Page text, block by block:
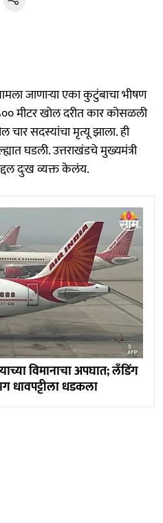
जाणाऱ्या एका कुटुंबाचा भीषण
मीटर खोल दरीत कार कोसळली
सदस्यांचा मृत्यू झाला. ही
घडली. उत्तराखंडचे मुख्यमंत्री
दुःख व्यक्त केलंय.
विमानाचा अपघात; लँडिंग
धावपट्टीला धडकला